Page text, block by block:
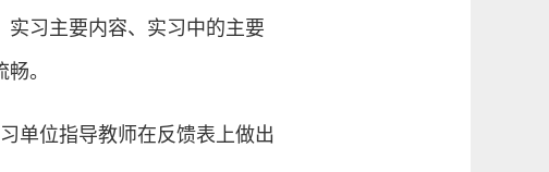
习主要内容、实习中的主要
。
单位指导教师在反馈表上做出